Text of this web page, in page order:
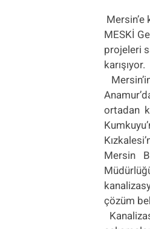
Mersin’e
MESKİ
projeleri
karışıyor.
ortadan
Mersin
çözüm